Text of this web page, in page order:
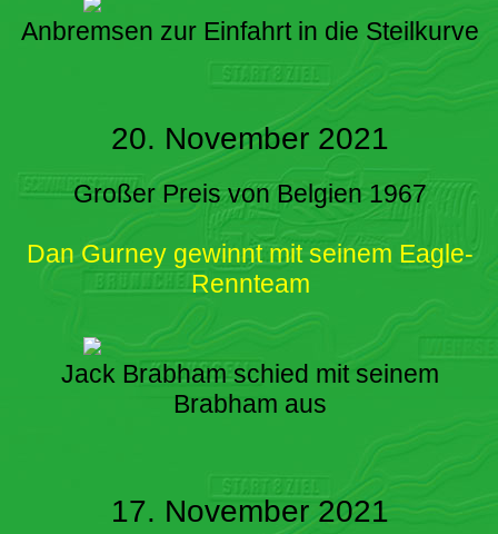
Anbremsen zur Einfahrt in die Steilkurve
20. November 2021
Großer Preis von Belgien 1967
Dan Gurney gewinnt mit seinem Eagle-
Rennteam
Jack Brabham schied mit seinem
Brabham aus
17. November 2021